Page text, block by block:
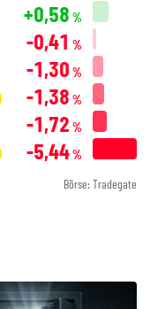
+0,58 %
-0,41 %
-1,30 %
-1,38 %
-1,72 %
-5,44%
Börse: Tradegate